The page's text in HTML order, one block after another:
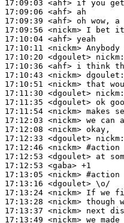
17:09:03 <ahf>
17:09:06 <ahf>
17:09:39 <ahf>
17:09:56 <nickm>
17:10:04 <ahf>
17:10:11 <nickm>
17:10:20 <dgoulet> nickm:
17:10:36 <ahf>
17:10:43 <nickm> dgoulet:
17:10:51 <nickm>
17:11:30 <dgoulet> nickm:
17:11:35 <dgoulet>
17:11:54 <nickm>
17:12:03 <nickm>
17:12:08 <nickm>
17:12:33 <dgoulet> nickm:
17:12:46 <nickm> #action
17:12:53 <dgoulet>
17:12:53 <gaba>
17:13:05 <nickm> #action
17:13:16 <dgoulet>
17:13:24 <nickm>
17:13:28 <nickm>
17:13:37 <nickm>
17:13:49 <nickm>